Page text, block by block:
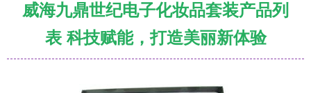
威海九鼎世纪电子化妆品套装产品列
表 科技赋能，打造美丽新体验